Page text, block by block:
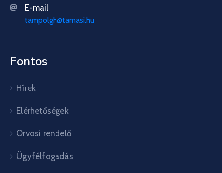
E-mail
tampolgh@tamasi.hu
Fontos
Hírek
Elérhetőségek
Orvosi rendelő
Ügyfélfogadás